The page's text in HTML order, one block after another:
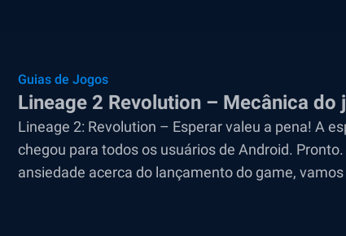
Guias de Jogos
Lineage 2 Revolution – Mecânica do
Lineage 2: Revolution – Esperar valeu a pena! A
chegou para todos os usuários de Android.
ansiedade acerca do lançamento do game,